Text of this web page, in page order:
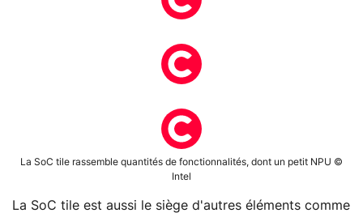
La SoC tile rassemble quantités de fonctionnalités, dont un petit NPU ©
Intel
La SoC tile est aussi le siège d'autres éléments comme